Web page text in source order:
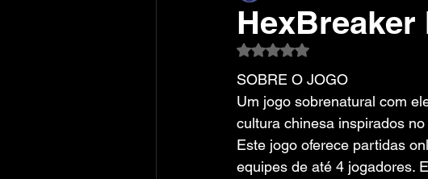
HexBreaker
Avaliado com NaN de 5
SOBRE O JOGO
Um jogo sobrenatural com
cultura chinesa inspirados
Este jogo oferece partidas
equipes de até 4 jogadores.